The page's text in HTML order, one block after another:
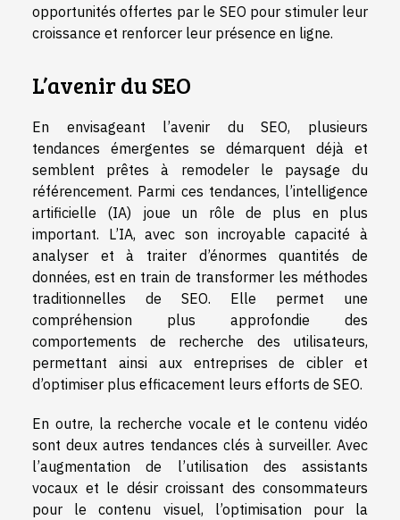
opportunités offertes par le SEO pour stimuler leur
croissance et renforcer leur présence en ligne.
L’avenir du SEO
En envisageant l’avenir du SEO, plusieurs
tendances émergentes se démarquent déjà et
semblent prêtes à remodeler le paysage du
référencement. Parmi ces tendances, l’intelligence
artificielle (IA) joue un rôle de plus en plus
important. L’IA, avec son incroyable capacité à
analyser et à traiter d’énormes quantités de
données, est en train de transformer les méthodes
traditionnelles de SEO. Elle permet une
compréhension plus approfondie des
comportements de recherche des utilisateurs,
permettant ainsi aux entreprises de cibler et
d’optimiser plus efficacement leurs efforts de SEO.
En outre, la recherche vocale et le contenu vidéo
sont deux autres tendances clés à surveiller. Avec
l’augmentation de l’utilisation des assistants
vocaux et le désir croissant des consommateurs
pour le contenu visuel, l’optimisation pour la